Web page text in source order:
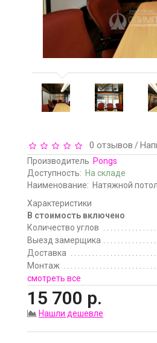
0 отзывов /
Производитель Pongs
Доступность: На складе
Наименование: Натяжной
Характеристики
В стоимость включено
Количество углов
Выезд замерщика
Доставка
Монтаж
смотреть все
15 700 р.
Нашли дешевле